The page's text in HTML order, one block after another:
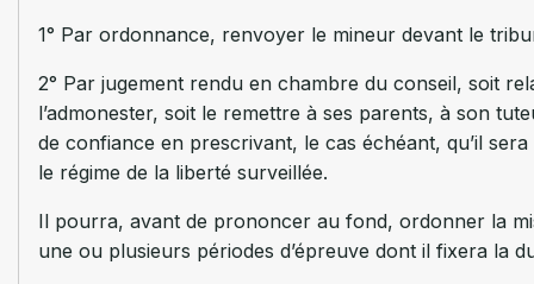
1° Par ordonnance, renvoyer le mineur devant le
2° Par jugement rendu en chambre du conseil, soit
l’admonester, soit le remettre à ses parents, à son
de confiance en prescrivant, le cas échéant, qu’il
le régime de la liberté surveillée.
Il pourra, avant de prononcer au fond, ordonner la
une ou plusieurs périodes d’épreuve dont il fixera la